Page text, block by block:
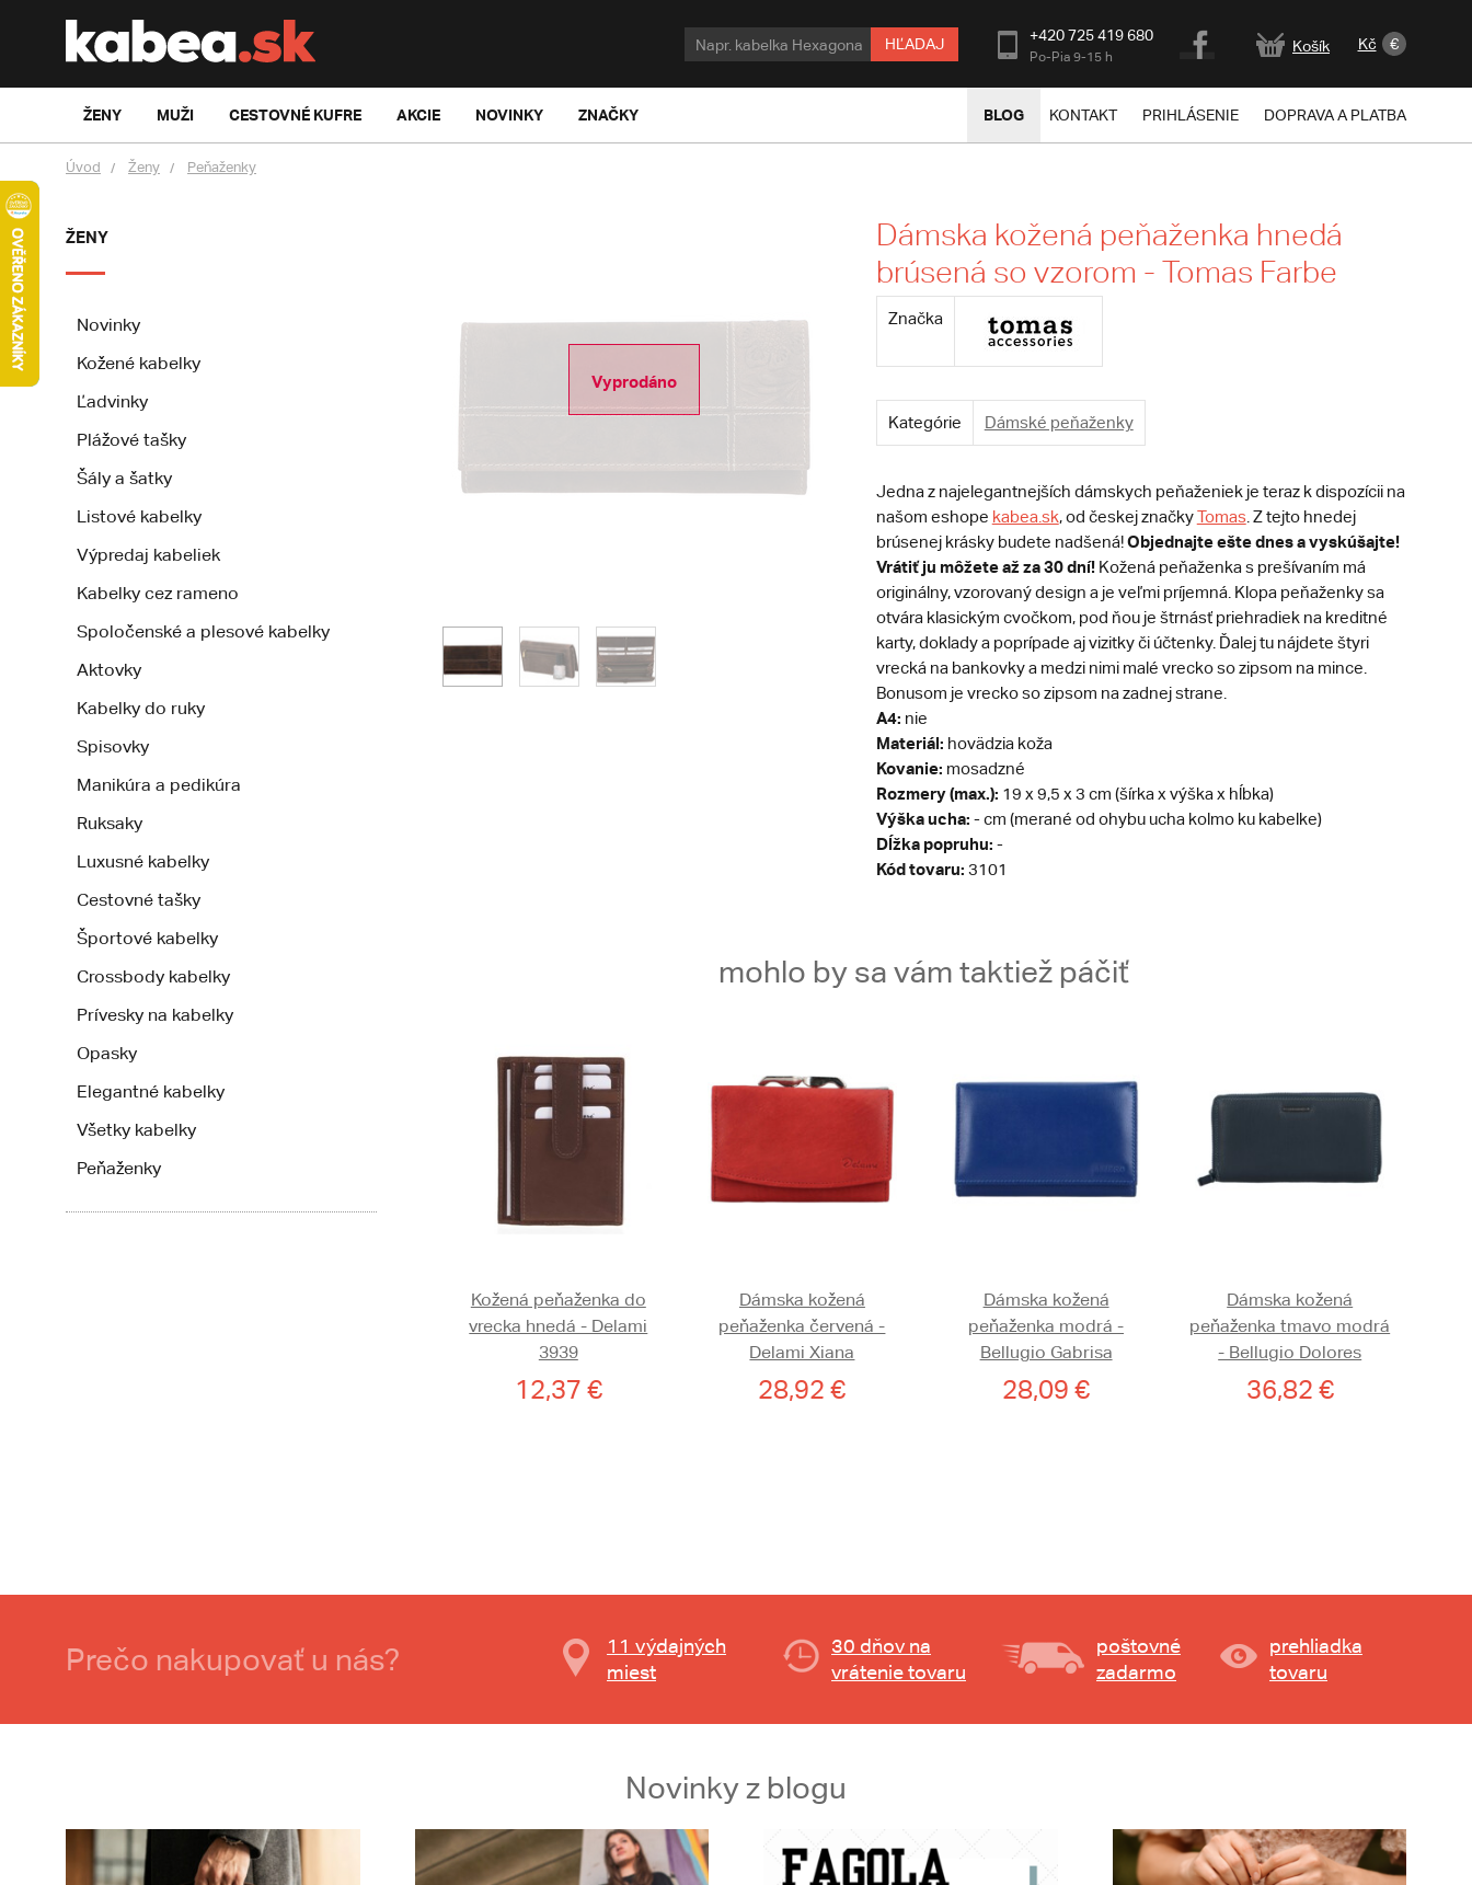
HĽADAJ +420 725 419 680
Po-Pia 9-15 h
Košík Kč €
ŽENY MUŽI CESTOVNÉ KUFRE AKCIE NOVINKY ZNAČKY BLOG KONTAKT PRIHLÁSENIE DOPRAVA A PLATBA
Úvod Ženy Peňaženky
ŽENY
Novinky
Kožené kabelky
Ľadvinky
Plážové tašky
Šály a šatky
Listové kabelky
Výpredaj kabeliek
Kabelky cez rameno
Spoločenské a plesové kabelky
Aktovky
Kabelky do ruky
Spisovky
Manikúra a pedikúra
Ruksaky
Luxusné kabelky
Cestovné tašky
Športové kabelky
Crossbody kabelky
Prívesky na kabelky
Opasky
Elegantné kabelky
Všetky kabelky
Peňaženky
Vyprodáno
Dámska kožená peňaženka hnedá
brúsená so vzorom - Tomas Farbe
Značka
Kategórie Dámské peňaženky
Jedna z najelegantnejších dámskych peňaženiek je teraz k dispozícii na
našom eshope kabea.sk, od českej značkyTomas . Z tejto hnedej
brúsenej krásky budete nadšená!Objednajte ešte dnes a vyskúšajte!
Vrátiť ju môžete až za 30 dní!Kožená peňaženka s prešívaním má
originálny, vzorovaný design a je veľmi príjemná. Klopa peňaženky sa
otvára klasickým cvočkom, pod ňou je štrnásť priehradiek na kreditné
karty, doklady a poprípade aj vizitky či účtenky. Ďalej tu nájdete štyri
vrecká na bankovky a medzi nimi malé vrecko so zipsom na mince.
Bonusom je vrecko so zipsom na zadnej strane.
A4: nie
Materiál: hovädzia koža
Kovanie: mosadzné
Rozmery (max.): 19 x 9,5 x 3 cm (šírka x výška x hĺbka)
Výška ucha: - cm (merané od ohybu ucha kolmo ku kabelke)
Dĺžka popruhu: -
Kód tovaru: 3101
mohlo by sa vám taktiež páčiť
Kožená peňaženka do
vrecka hnedá - Delami
3939
12,37 €
Dámska kožená
peňaženka červená -
Delami Xiana
28,92 €
Dámska kožená
peňaženka modrá -
Bellugio Gabrisa
28,09 €
Dámska kožená
peňaženka tmavo modrá
- Bellugio Dolores
36,82 €
Prečo nakupovať u nás?
11 výdajných
miest
30 dňov na
vrátenie tovaru
poštovné
zadarmo
prehliadka
tovaru
Novinky z blogu